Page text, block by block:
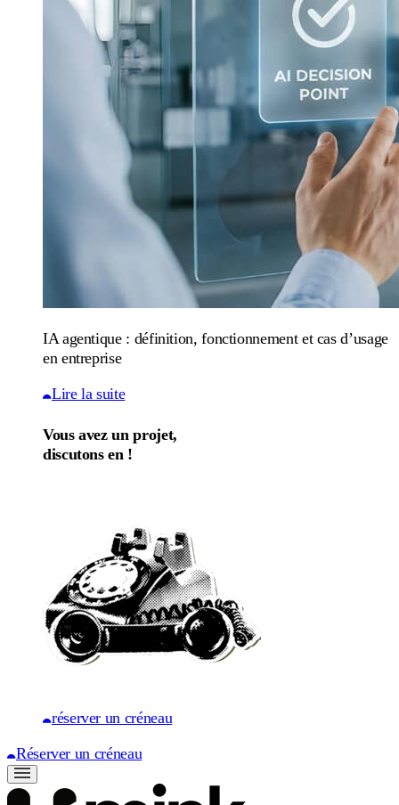
IA agentique : définition, fonctionnement et cas d’usage
en entreprise
Lire la suite
Vous avez un projet,
discutons en !
réserver un créneau
Réserver un créneau